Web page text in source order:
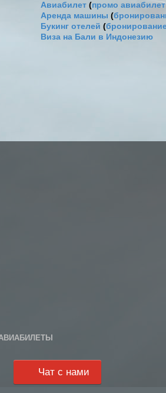
Авиабилет (промо
Аренда машины (
Букинг отелей (
Виза на Бали в Индонезию
Чат с нами